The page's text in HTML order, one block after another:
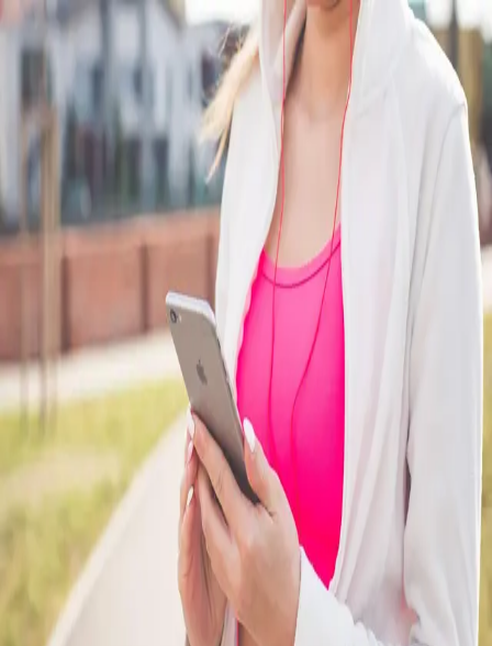
Pedir Orçamento
Nesta página
Como a Tecnologia Transforma Fabricantes de Equipa...
O Que é Tecnologia Fabricante de Máquinas Fitness?
Por Que Essa Tecnologia é Essencial em 2026?
Como a Lion Fitness Aplica Tecnologia na Prática?
Fabricação Tradicional vs. Fabricação Tecnológica:...
Desafios Comuns na Implementação Tecnológica
O Futuro da Tecnologia em Equipamentos Fitness
Guia Prático: Como Escolher um Fabricante com Tecn...
Perguntas Frequentes
Conclusão
Sobre o Autor